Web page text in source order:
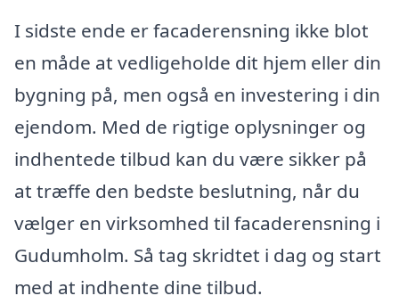
I sidste ende er facaderensning ikke blot
en måde at vedligeholde dit hjem eller din
bygning på, men også en investering i din
ejendom. Med de rigtige oplysninger og
indhentede tilbud kan du være sikker på
at træffe den bedste beslutning, når du
vælger en virksomhed til facaderensning i
Gudumholm. Så tag skridtet i dag og start
med at indhente dine tilbud.